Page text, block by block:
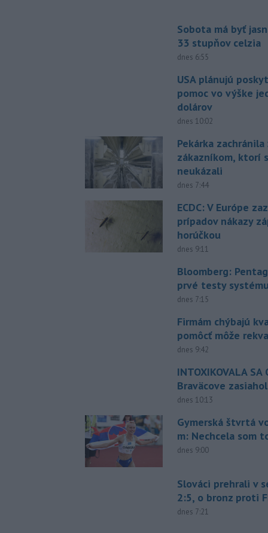
Sobota má byť
33 stupňov celzia
dnes 6:55
USA plánujú
pomoc vo výške
dolárov
dnes 10:02
Pekárka
zákazníkom, ktorí
neukázali
dnes 7:44
ECDC: V Európe
prípadov nákazy
horúčkou
dnes 9:11
Bloomberg:
prvé testy
dnes 7:15
Firmám chýbajú
pomôcť môže
dnes 9:42
INTOXIKOVALA SA
Braväcove
dnes 10:13
Gymerská štvrtá
m: Nechcela som
dnes 9:00
Slováci prehrali v
2:5, o bronz proti
dnes 7:21